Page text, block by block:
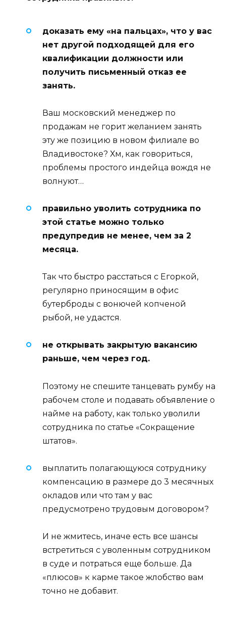
доказать ему «на пальцах», что у вас
нет другой подходящей для его
квалификации должности или
получить письменный отказ ее
занять.
Ваш московский менеджер по
продажам не горит желанием занять
эту же позицию в новом филиале во
Владивостоке? Хм, как говориться,
проблемы простого индейца вождя не
волнуют…
правильно уволить сотрудника по
этой статье можно только
предупредив не менее, чем за 2
месяца.
Так что быстро расстаться с Егоркой,
регулярно приносящим в офис
бутерброды с вонючей копченой
рыбой, не удастся.
не открывать закрытую вакансию
раньше, чем через год.
Поэтому не спешите танцевать румбу на
рабочем столе и подавать объявление о
найме на работу, как только уволили
сотрудника по статье «Сокращение
штатов».
выплатить полагающуюся сотруднику
компенсацию в размере до 3 месячных
окладов или что там у вас
предусмотрено трудовым договором?
И не жмитесь, иначе есть все шансы
встретиться с уволенным сотрудником
в суде и потраться еще больше. Да
«плюсов» к карме такое жлобство вам
точно не добавит.